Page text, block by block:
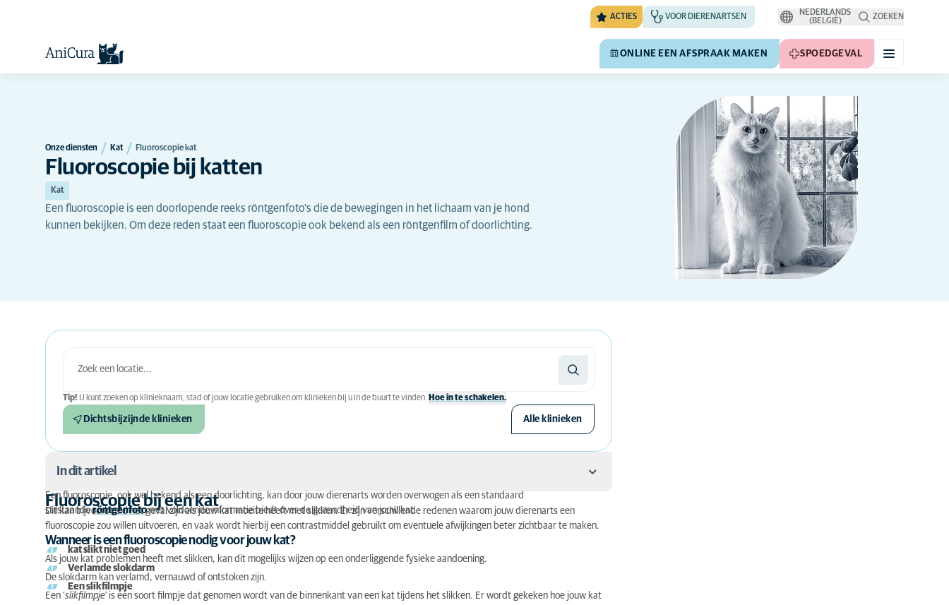
ACTIES VOOR DIERENARTSEN
NEDERLANDS
(BELGIË)
ZOEKEN
ONLINE EEN AFSPRAAK MAKEN SPOEDGEVAL
Onze diensten Kat Fluoroscopie kat
Fluoroscopie bij katten
Kat
Een fluoroscopie is een doorlopende reeks röntgenfoto's die de bewegingen in het lichaam van je hond
kunnen bekijken. Om deze reden staat een fluoroscopie ook bekend als een röntgenfilm of doorlichting.
Tip! U kunt zoeken op klinieknaam, stad of jouw locatie gebruiken om klinieken bij u in de buurt te vinden. Hoe in te schakelen.
Dichtsbijzijnde klinieken Alle klinieken
In dit artikel
Fluoroscopie bij een kat
Hoe werkt een fluoroscopie?
Voorafgaan aan de fluoroscopie
Tijdens de fluoroscopie
Fluoroscopie bij een kat
Een fluoroscopie, ook wel bekend als een doorlichting, kan door jouw dierenarts worden overwogen als een standaard
stilstaanderöntgenfotoniet voldoende informatie biedt over de gezondheid van jouw kat.
Dit kan bijvoorbeeld het geval zijn als jouw kat moeite heeft met slikken. Er zijn verschillende redenen waarom jouw dierenarts een
fluoroscopie zou willen uitvoeren, en vaak wordt hierbij een contrastmiddel gebruikt om eventuele afwijkingen beter zichtbaar te maken.
Wanneer is een fluoroscopie nodig voor jouw kat?
kat slikt niet goed
Als jouw kat problemen heeft met slikken, kan dit mogelijks wijzen op een onderliggende fysieke aandoening.
Verlamde slokdarm
De slokdarm kan verlamd, vernauwd of ontstoken zijn.
Een slikfilmpje
Een ‘slikfilmpje’ is een soort filmpje dat genomen wordt van de binnenkant van een kat tijdens het slikken. Er wordt gekeken hoe jouw kat